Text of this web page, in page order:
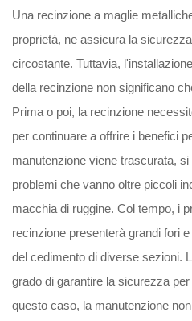
Una recinzione a maglie
proprietà, ne assicura la
circostante. Tuttavia,
della recinzione non significano
Prima o poi, la recinzione
per continuare a offrire i benefici
manutenzione viene trascurata,
problemi che vanno oltre piccoli
macchia di ruggine. Col tempo, i
recinzione presenterà grandi fori
del cedimento di diverse sezioni.
grado di garantire la sicurezza
questo caso, la manutenzione